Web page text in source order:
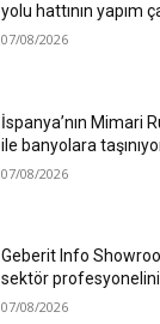
yolu hattının yapım
07/08/2026
İspanya’nın Mimari
ile banyolara
07/08/2026
Geberit Info
sektör profesyonelini
07/08/2026